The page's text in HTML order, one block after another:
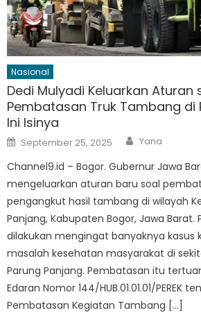
Nasional
Dedi Mulyadi Keluarkan Aturan
Pembatasan Truk Tambang di
Ini Isinya
Posted
on
September 25, 2025 Author
Yana
Channel9.id – Bogor. Gubernur Jawa
mengeluarkan aturan baru soal
pengangkut hasil tambang di wilayah
Panjang, Kabupaten Bogor, Jawa Barat.
dilakukan mengingat banyaknya kasus
masalah kesehatan masyarakat di
Parung Panjang. Pembatasan itu
Edaran Nomor 144/HUB.01.01.01/PEREK
Pembatasan Kegiatan Tambang […]